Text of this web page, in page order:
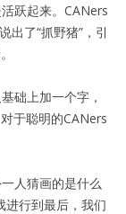
跃起来。CANers
出了“抓野猪”，引
础上加一个字，
于聪明的CANers
人猜画的是什么
进行到最后，我们